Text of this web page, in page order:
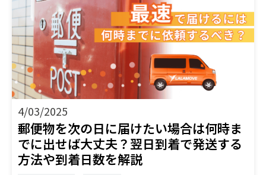
4/03/2025
郵便物を次の日に届けたい場合は何時ま
でに出せば大丈夫？翌日到着で発送する
方法や到着日数を解説